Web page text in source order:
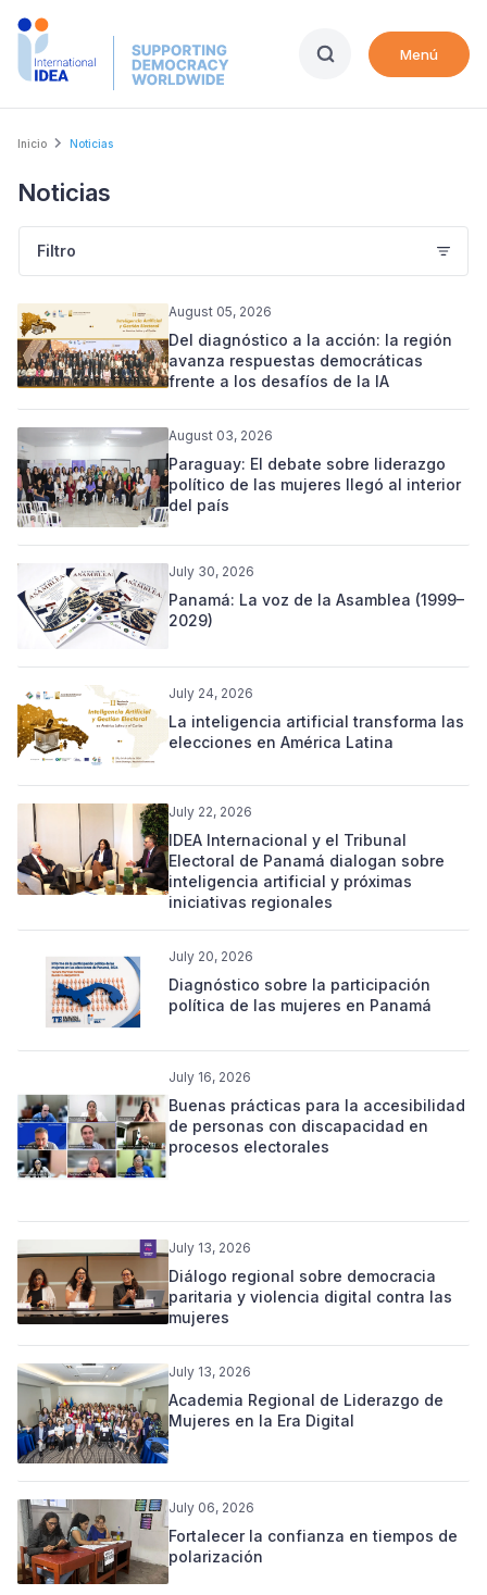
Skip
Menú
Breadcrumb
Inicio Noticias
Noticias
Filtro
August 05, 2026
Del diagnóstico a la acción: la región
avanza respuestas democráticas
frente a los desafíos de la IA
August 03, 2026
Paraguay: El debate sobre liderazgo
político de las mujeres llegó al interior
del país
July 30, 2026
Panamá: La voz de la Asamblea (1999–
2029)
July 24, 2026
La inteligencia artificial transforma las
elecciones en América Latina
July 22, 2026
IDEA Internacional y el Tribunal
Electoral de Panamá dialogan sobre
inteligencia artificial y próximas
iniciativas regionales
July 20, 2026
Diagnóstico sobre la participación
política de las mujeres en Panamá
July 16, 2026
Buenas prácticas para la accesibilidad
de personas con discapacidad en
procesos electorales
July 13, 2026
Diálogo regional sobre democracia
paritaria y violencia digital contra las
mujeres
July 13, 2026
Academia Regional de Liderazgo de
Mujeres en la Era Digital
July 06, 2026
Fortalecer la confianza en tiempos de
polarización